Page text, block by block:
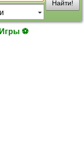
Найти!
Игры ⚽